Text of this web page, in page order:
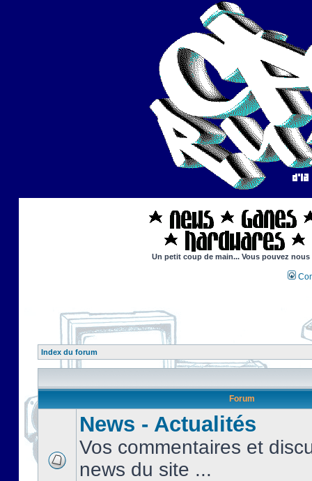
Un petit coup de main... Vous pouvez
Index du forum
Forum
News - Actualités
Vos commentaires et
news du site ...